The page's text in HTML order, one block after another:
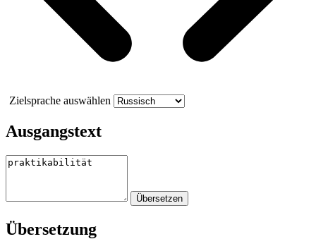
Zielsprache auswählen
Ausgangstext
Übersetzung